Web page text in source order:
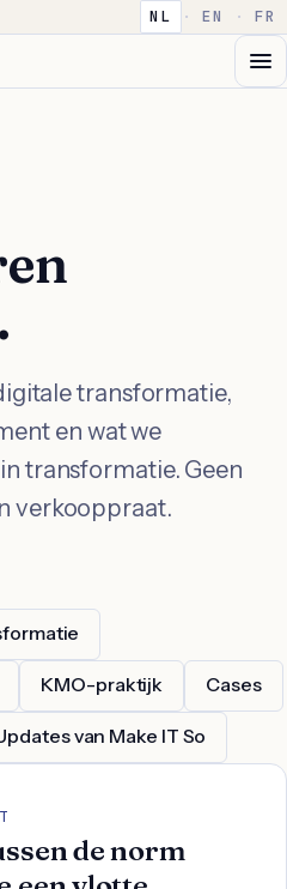
NL · EN · FR
transformatie,
en wat we
transformatie. Geen
verkooppraat.
KMO-praktijk Cases
van Make IT So
de norm